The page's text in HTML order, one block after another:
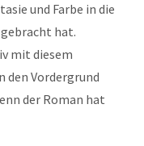
und Farbe in die
hat.
mit diesem
den Vordergrund
der Roman hat